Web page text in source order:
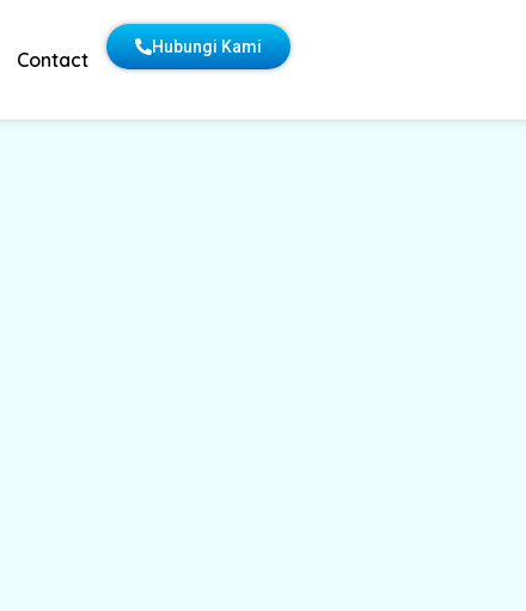
Contact
Hubungi Kami